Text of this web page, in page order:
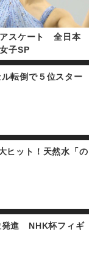
スケート 全日本
子SP
転倒で５位スター
ヒット！天然水「の
発進 NHK杯フィギ